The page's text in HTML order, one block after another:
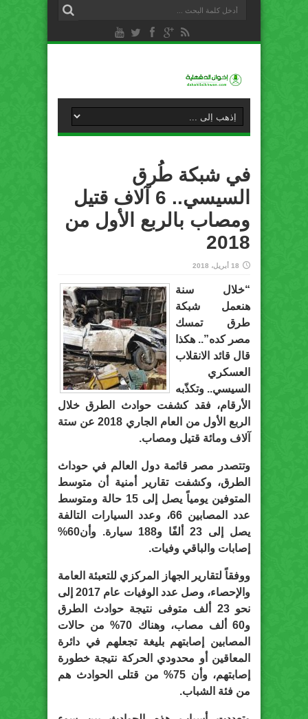
في شبكة طُرق
السيسي.. 6 آلاف قتيل
ومصاب بالربع الأول من
2018
18 أبريل، 2018
“خلال سنة
هنعمل شبكة
طرق تمسك
مصر كده”.. هكذا
قال قائد الانقلاب
العسكري
السيسي.. وتكذّبه
الأرقام، فقد كشفت حوادث الطرق خلال
الربع الأول من العام الجاري 2018 عن ستة
آلاف ومائة قتيل ومصاب.
وتتصدر مصر قائمة دول العالم في حوداث
الطرق، وكشفت تقارير أمنية أن متوسط
المتوفين يومياً يصل إلى 15 حالة ومتوسط
عدد المصابين 66، وعدد السيارات التالفة
يصل إلى 23 ألفًا و188 سيارة. وأن60%
إصابات والباقي وفيات.
ووفقاً لتقارير الجهاز المركزي للتعبئة العامة
والإحصاء، وصل عدد الوفيات عام 2017 إلى
نحو 23 ألف متوفى نتيجة حوادث الطرق
و60 ألف مصاب، وهناك 70% من حالات
المصابين إصابتهم بليغة تجعلهم في دائرة
المعاقين أو محدودي الحركة نتيجة خطورة
إصابتهم، وأن 75% من قتلى الحوادث هم
من فئة الشباب.